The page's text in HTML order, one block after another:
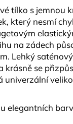
tílko s jemnou
který nesmí
na zádech
Lehký
krásně se
univerzální
elegantních